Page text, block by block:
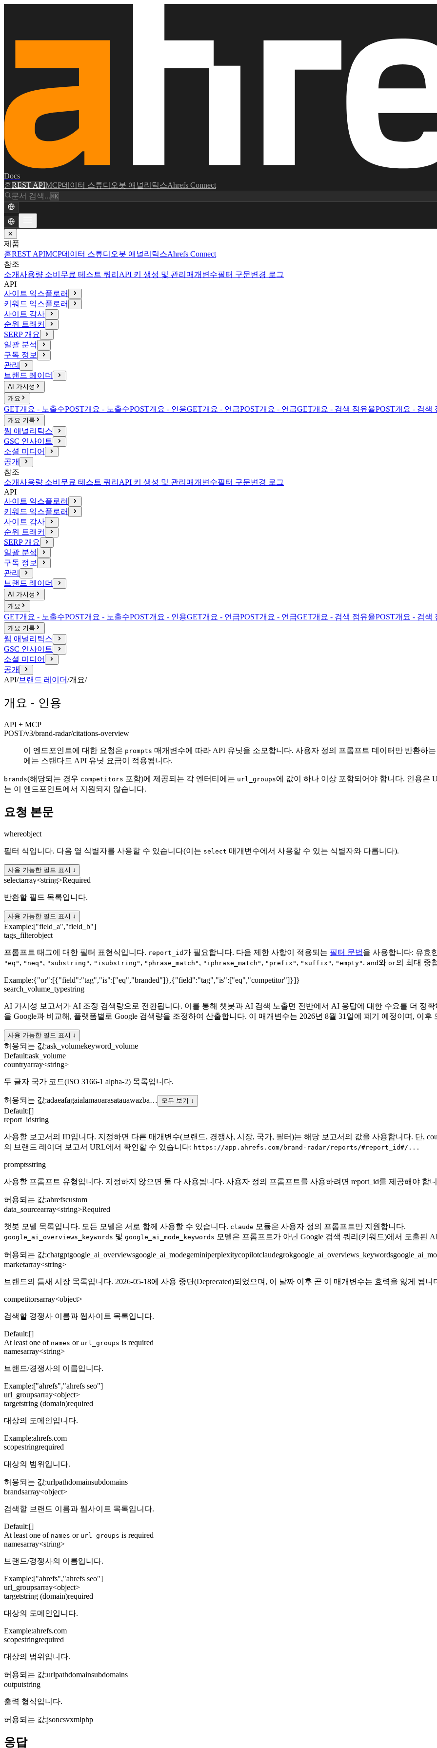
Docs
홈REST APIMCP데이터 스튜디오봇 애널리틱스Ahrefs Connect
문서 검색...⌘K
✕
제품
홈REST APIMCP데이터 스튜디오봇 애널리틱스Ahrefs Connect
참조
소개사용량 소비 무료 테스트 쿼리 API 키 생성 및 관리 매개변수필터 구문변경 로그
API
사이트 익스플로러
키워드 익스플로러
사이트 감사
순위 트래커
SERP 개요
일괄 분석
구독 정보
관리
브랜드 레이더
AI 가시성
개요
GET개요 - 노출수POST개요 - 노출수POST개요 - 인용GET개요 - 언급POST개요 - 언급GET개요 - 검색 점유율POST개요 - 검색
개요 기록
웹 애널리틱스
GSC 인사이트
소셜 미디어
공개
참조
소개사용량 소비 무료 테스트 쿼리 API 키 생성 및 관리 매개변수필터 구문변경 로그
API
사이트 익스플로러
키워드 익스플로러
사이트 감사
순위 트래커
SERP 개요
일괄 분석
구독 정보
관리
브랜드 레이더
AI 가시성
개요
GET개요 - 노출수POST개요 - 노출수POST개요 - 인용GET개요 - 언급POST개요 - 언급GET개요 - 검색 점유율POST개요 - 검색
개요 기록
웹 애널리틱스
GSC 인사이트
소셜 미디어
공개
API/브랜드 레이더/개요/
개요 - 인용
API + MCP
POST/v3/brand-radar/citations-overview
이 엔드포인트에 대한 요청은 prompts 매개변수에 따라 API 유닛을 소모합니다. 사용자 정의 프롬프트 데이터만 반환하
에는 스탠다드 API 유닛 요금이 적용됩니다.
brands(해당되는 경우 competitors 포함)에 제공되는 각 엔터티에는 url_groups에 값이 하나 이상 포함되어야 합니다. 인용은
는 이 엔드포인트에서 지원되지 않습니다.
요청 본문
whereobject
필터 식입니다. 다음 열 식별자를 사용할 수 있습니다(이는 select 매개변수에서 사용할 수 있는 식별자와 다릅니다).
사용 가능한 필드 표시 ↓
selectarray<string>Required
반환할 필드 목록입니다.
사용 가능한 필드 표시 ↓
Example:["field_a","field_b"]
tags_filterobject
프롬프트 태그에 대한 필터 표현식입니다. report_id 가 필요합니다. 다음 제한 사항이 적용되는 필터 문법을 사용합니다: 유효
"eq" , "neq" , "substring" , "isubstring" , "phrase_match" , "iphrase_match" , "prefix" , "suffix" , "empty" . and와 or의 최대 중
Example:{"or":[{"field":"tag","is":["eq","branded"]},{"field":"tag","is":["eq","competitor"]}]}
search_volume_typestring
AI 가시성 보고서가 AI 조정 검색량으로 전환됩니다. 이를 통해 챗봇과 AI 검색 노출면 전반에서 AI 응답에 대한 수요를 더 정
을 Google과 비교해, 플랫폼별로 Google 검색량을 조정하여 산출합니다. 이 매개변수는 2026년 8월 31일에 폐기 예정이며, 이
사용 가능한 필드 표시 ↓
허용되는 값:ask_volumekeyword_volume
Default:ask_volume
countryarray<string>
두 글자 국가 코드(ISO 3166-1 alpha-2) 목록입니다.
허용되는 값:adaeafagaialamaoarasatauawazba… 모두 보기 ↓
Default:[]
report_idstring
사용할 보고서의 ID입니다. 지정하면 다른 매개변수(브랜드, 경쟁사, 시장, 국가, 필터)는 해당 보고서의 값을 사용합니다. 단,
의 브랜드 레이더 보고서 URL에서 확인할 수 있습니다: https://app.ahrefs.com/brand-radar/reports/#report_id#/...
promptsstring
사용할 프롬프트 유형입니다. 지정하지 않으면 둘 다 사용됩니다. 사용자 정의 프롬프트를 사용하려면 report_id를 제공해야 합
허용되는 값:ahrefscustom
data_sourcearray<string>Required
챗봇 모델 목록입니다. 모든 모델은 서로 함께 사용할 수 있습니다. claude 모듈은 사용자 정의 프롬프트만 지원합니다.
google_ai_overviews_keywords 및 google_ai_mode_keywords 모델은 프롬프트가 아닌 Google 검색 쿼리(키워드)에서 도출된
허용되는 값:chatgptgoogle_ai_overviewsgoogle_ai_modegeminiperplexitycopilotclaudegrokgoogle_ai_overviews_keywords
marketarray<string>
브랜드의 틈새 시장 목록입니다. 2026-05-18에 사용 중단(Deprecated)되었으며, 이 날짜 이후 곧 이 매개변수는 효력을 잃게 됩니
competitorsarray<object>
검색할 경쟁사 이름과 웹사이트 목록입니다.
Default:[]
At least one of names or url_groups is required
namesarray<string>
브랜드/경쟁사의 이름입니다.
Example:["ahrefs","ahrefs seo"]
url_groupsarray<object>
targetstring (domain)required
대상의 도메인입니다.
Example:ahrefs.com
scopestringrequired
대상의 범위입니다.
허용되는 값:urlpathdomainsubdomains
brandsarray<object>
검색할 브랜드 이름과 웹사이트 목록입니다.
Default:[]
At least one of names or url_groups is required
namesarray<string>
브랜드/경쟁사의 이름입니다.
Example:["ahrefs","ahrefs seo"]
url_groupsarray<object>
targetstring (domain)required
대상의 도메인입니다.
Example:ahrefs.com
scopestringrequired
대상의 범위입니다.
허용되는 값:urlpathdomainsubdomains
outputstring
출력 형식입니다.
허용되는 값:jsoncsvxmlphp
응답